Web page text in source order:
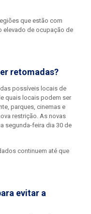
que estão com
elevado de ocupação de
retomadas?
possíveis locais de
quais locais podem ser
parques, cinemas e
restrição. As novas
segunda-feira dia 30 de
continuem até que
evitar a